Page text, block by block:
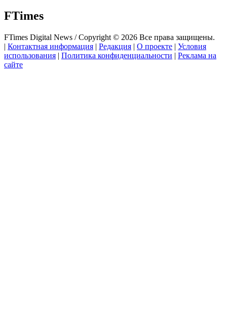
FTimes
FTimes Digital News / Copyright © 2026 Все права защищены.
| Контактная информация | Редакция | О проекте | Условия
использования | Политика конфиденциальности | Реклама на
сайте